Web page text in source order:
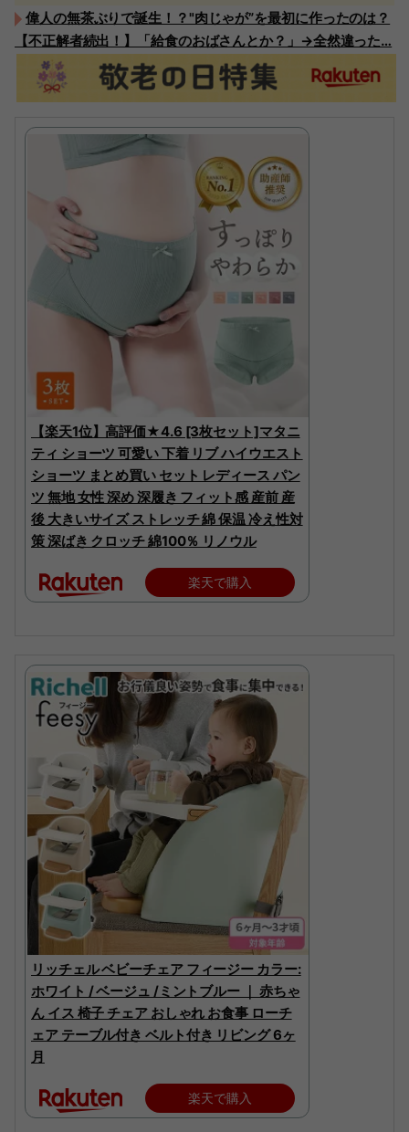
偉人の無茶ぶりで誕生！？"肉じゃが”を最初に作ったのは？
【不正解者続出！】「給食のおばさんとか？」→全然違った…
【楽天1位】高評価★4.6 [3枚セット]マタニ
ティ ショーツ 可愛い 下着 リブ ハイウエスト
ショーツ まとめ買い セット レディース パン
ツ 無地 女性 深め 深履き フィット感 産前 産
後 大きいサイズ ストレッチ 綿 保温 冷え性対
策 深ばき クロッチ 綿100％ リノウル
楽天で購入
リッチェル ベビーチェア フィージー カラー:
ホワイト / ベージュ /ミントブルー ｜ 赤ちゃ
ん イス 椅子 チェア おしゃれ お食事 ローチ
ェア テーブル付き ベルト付き リビング 6ヶ
月
楽天で購入